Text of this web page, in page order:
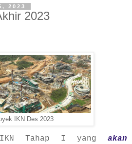
2023
2023
IKN Des 2023
Tahap I yang akan